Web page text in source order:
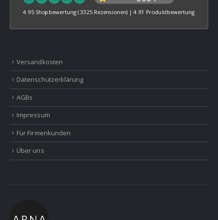
4.95 Shopbewertung (3325 Rezensionen) |4.91 Produktbewertung
Versandkosten
Datenschutzerklärung
AGBs
Impressum
Für Firmenkunden
Über uns